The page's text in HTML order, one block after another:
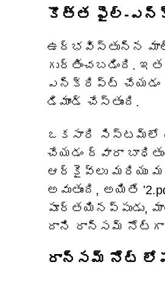
కొత్త ఫైల్-
ఉద్భవిస్తున్న
గుర్తించబడింది.
ఎన్‌క్రిప్ట్ చేయడం
డిమాండ్ చేస్తుంది.
ఒకసారి సిస్టమ్‌లో
చేయడం ద్వారా
ఆర్కైవ్‌లు మరియు
అవుతుంది, అయితే
పూర్తయినప్పుడు,
దాని రాన్సమ్ నోట్‌గా
రాన్సమ్ నోట్